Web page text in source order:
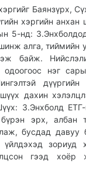
Баянзүрх,
хэргийн
5-нд:
алга, тиймийн
байж.
одоогоос нэг
дүүргийн
дахин
З.Энхболд
эрх, албан
бусдад давуу
үйлдэхэд зориуд
гээд хоёр